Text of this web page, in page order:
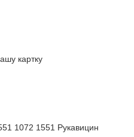
картку
1072 1551 Рукавицин